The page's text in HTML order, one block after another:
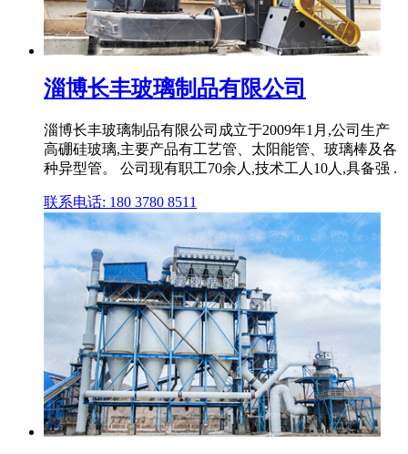
淄博长丰玻璃制品有限公司
淄博长丰玻璃制品有限公司成立于2009年1月,公司生产
高硼硅玻璃,主要产品有工艺管、太阳能管、玻璃棒及各
种异型管。 公司现有职工70余人,技术工人10人,具备强 .
联系电话: 180 3780 8511